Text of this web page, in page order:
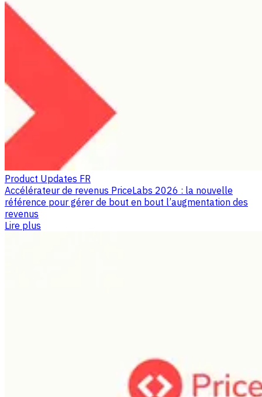
Product Updates FR
Accélérateur de revenus PriceLabs 2026 : la nouvelle
référence pour gérer de bout en bout l’augmentation des
revenus
Lire plus